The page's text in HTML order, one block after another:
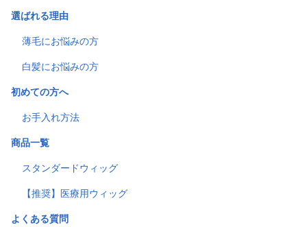
選ばれる理由
薄毛にお悩みの方
白髪にお悩みの方
初めての方へ
お手入れ方法
商品一覧
スタンダードウィッグ
【推奨】医療用ウィッグ
よくある質問